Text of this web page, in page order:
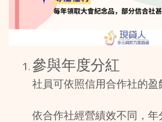
參與年度分紅
社員可依照信用合作社的盈
依合作社經營績效不同，年